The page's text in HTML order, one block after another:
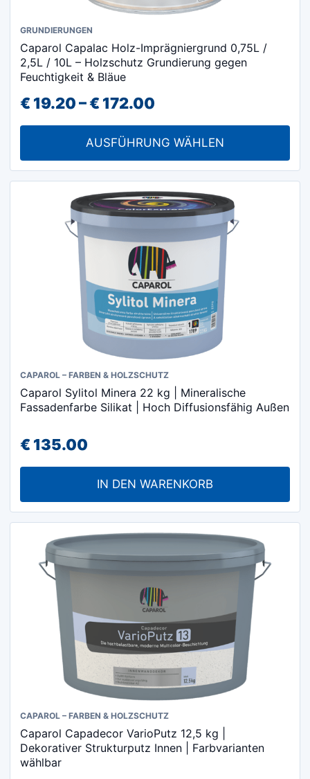
GRUNDIERUNGEN
Caparol Capalac Holz-Imprägniergrund 0,75L /
2,5L / 10L – Holzschutz Grundierung gegen
Feuchtigkeit & Bläue
€19.20–€172.00
€ 19.20
bis
€ 172.00
AUSFÜHRUNG WÄHLEN
Dieses
Produkt
weist
mehrere
Varianten
auf.
Optionen
können
Produktseite
CAPAROL – FARBEN & HOLZSCHUTZ
Caparol Sylitol Minera 22 kg | Mineralische
Fassadenfarbe Silikat | Hoch Diffusionsfähig Außen
€135.00
IN DEN WARENKORB
CAPAROL – FARBEN & HOLZSCHUTZ
Caparol Capadecor VarioPutz 12,5 kg |
Dekorativer Strukturputz Innen | Farbvarianten
wählbar
Dieses
Produkt
weist